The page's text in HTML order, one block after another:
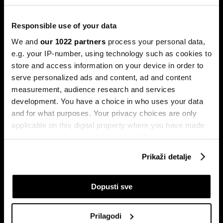
Responsible use of your data
We and our 1022 partners process your personal data,
e.g. your IP-number, using technology such as cookies to
store and access information on your device in order to
serve personalized ads and content, ad and content
measurement, audience research and services
development. You have a choice in who uses your data
and for what purposes. Your privacy choices are only
applicable on this digital property where you have made
your choices. You can change or withdraw your consent
If you allow, we would also like to:
Collect information about your geographical
Prikaži detalje
Dopusti sve
Prilagodi
koje su obilježile 2025. godinu
Pronašli smo 25 kompanija iz regije koje su ostavile najveći
trag u 2025. godini.
utjecat će na 2025. godinu